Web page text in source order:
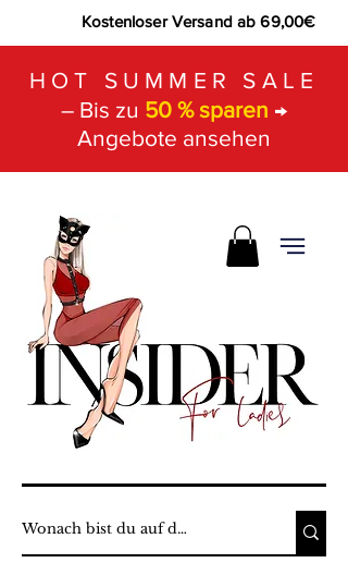
Kostenloser Versand ab 69,00€
HOT SUMMER SALE
– Bis zu 50 % sparen →
Angebote ansehen